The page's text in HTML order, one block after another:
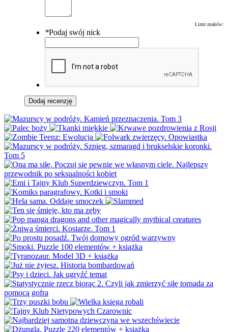
Limit znaków:
*Podaj swój nick
Dodaj recenzję